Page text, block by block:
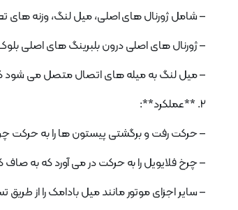
– شامل ژورنال های اصلی، میل لنگ، وزنه های
– ژورنال های اصلی درون بلبرینگ های اصلی
– میل لنگ به میله های اتصال متصل می
2. **عملکرد**:
– حرکت رفت و برگشتی پیستون ها را به حرکت
– چرخ فلایویل را به حرکت در می آورد که به
– سایر اجزای موتور مانند میل بادامک را از